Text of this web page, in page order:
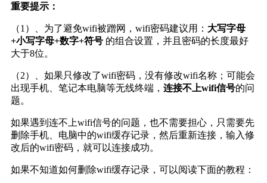
重要提示：
（1）、为了避免wifi被蹭网，wifi密码建议用： 大写字母
+小写字母+数字+符号 的组合设置，并且密码的长度最好
大于8位。
（2）、如果只修改了wifi密码，没有修改wifi名称；可能会
出现手机、笔记本电脑等无线终端， 连接不上wifi信号的问
题。
如果遇到连不上wifi信号的问题，也不需要担心，只需要先
删除手机、电脑中的wifi缓存记录，然后重新连接，输入修
改后的wifi密码，就可以连接成功。
如果不知道如何删除wifi缓存记录，可以阅读下面的教程：